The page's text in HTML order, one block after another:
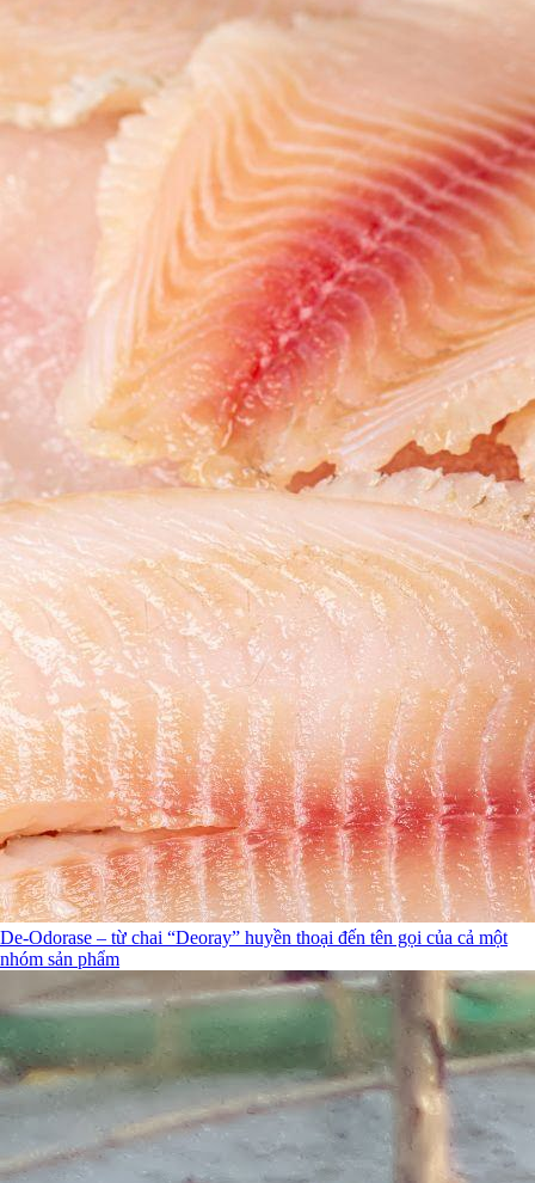
De-Odorase – từ chai “Deoray” huyền thoại đến tên gọi của cả một
nhóm sản phẩm